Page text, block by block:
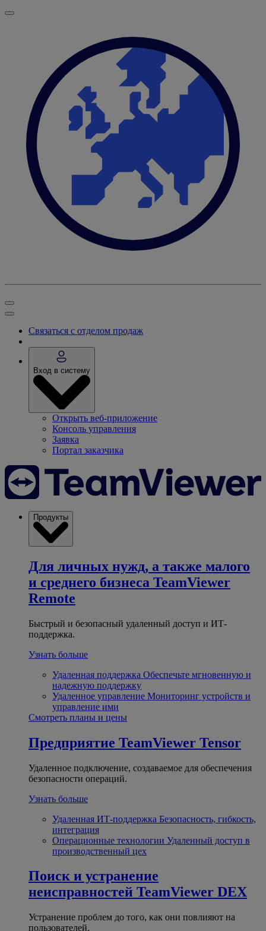
Связаться с отделом продаж
Вход в систему
Открыть веб-приложение
Консоль управления
Заявка
Портал заказчика
Продукты
Для личных нужд, а также малого
и среднего бизнеса TeamViewer
Remote
Быстрый и безопасный удаленный доступ и ИТ-
поддержка.
Узнать больше
Удаленная поддержка Обеспечьте мгновенную и
надежную поддержку
Удаленное управление Мониторинг устройств и
управление ими
Смотреть планы и цены
Предприятие TeamViewer Tensor
Удаленное подключение, создаваемое для обеспечения
безопасности операций.
Узнать больше
Удаленная ИТ-поддержка Безопасность, гибкость,
интеграция
Операционные технологии Удаленный доступ в
производственный цех
Поиск и устранение
неисправностей TeamViewer DEX
Устранение проблем до того, как они повлияют на
пользователей.